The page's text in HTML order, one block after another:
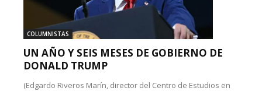
COLUMNISTAS
UN AÑO Y SEIS MESES DE GOBIERNO DE
DONALD TRUMP
(Edgardo Riveros Marín, director del Centro de Estudios en